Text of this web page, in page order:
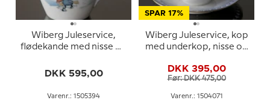
Wiberg Juleservice,
flødekande med nisse og
DKK 595,00
Varenr.: 1505394
SPAR 17%
Wiberg Juleservice, kop
med underkop, nisse og
3504305
DKK 395,00
Før: DKK 475,00
Varenr.: 1504071